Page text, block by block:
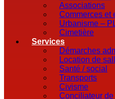
Associations
Commerces et
Urbanisme –
Cimetière
Services
Démarches
Location de
Santé / social
Transports
Civisme
Conciliateur